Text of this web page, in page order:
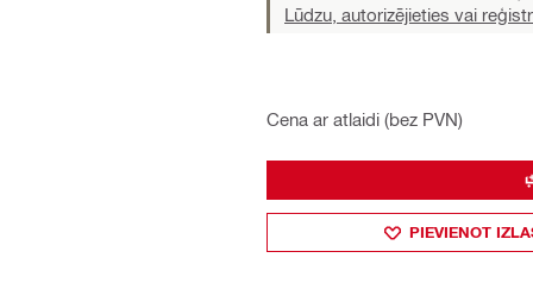
Lūdzu, autorizējieties vai
Cena ar atlaidi (bez PVN)
PIEVIENOT